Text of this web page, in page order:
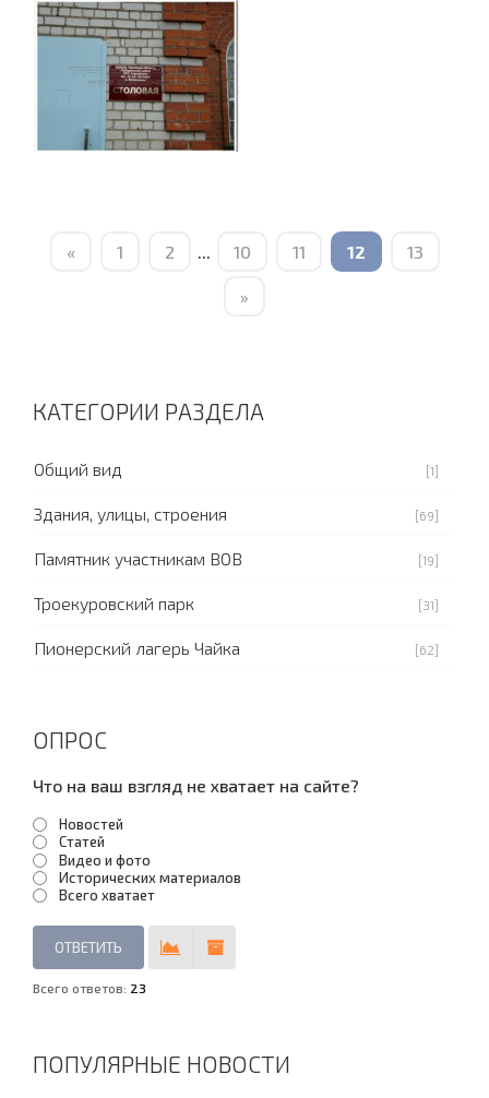
« 1 2 10 11 12 13
»
КАТЕГОРИИ РАЗДЕЛА
Общий вид [1]
Здания, улицы, строения [69]
Памятник участникам ВОВ [19]
Троекуровский парк [31]
Пионерский лагерь Чайка [62]
ОПРОС
Что на ваш взгляд не хватает на сайте?
Новостей
Статей
Видео и фото
Исторических материалов
Всего хватает
Всего ответов: 23
ПОПУЛЯРНЫЕ НОВОСТИ